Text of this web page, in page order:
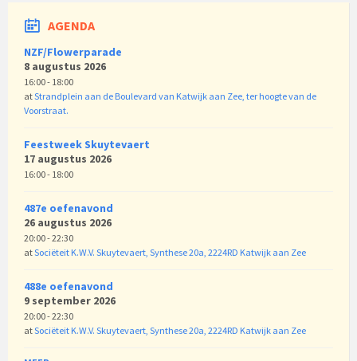
AGENDA
NZF/Flowerparade
8 augustus 2026
16:00 - 18:00
atStrandplein aan de Boulevard van Katwijk aan Zee, ter hoogte van de
Voorstraat.
Feestweek Skuytevaert
17 augustus 2026
16:00 - 18:00
487e oefenavond
26 augustus 2026
20:00 - 22:30
atSociëteit K.W.V. Skuytevaert, Synthese 20a, 2224RD Katwijk aan Zee
488e oefenavond
9 september 2026
20:00 - 22:30
atSociëteit K.W.V. Skuytevaert, Synthese 20a, 2224RD Katwijk aan Zee